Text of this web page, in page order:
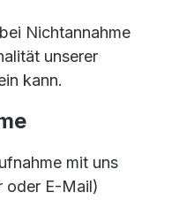
Nichtannahme
unserer
kann.
mit uns
oder E-Mail)